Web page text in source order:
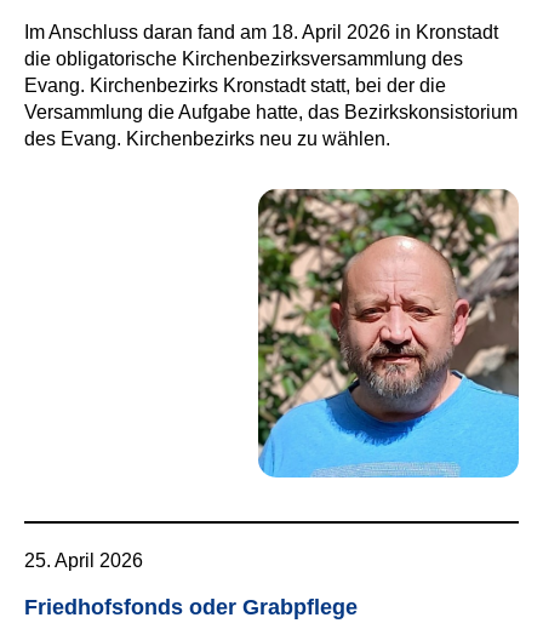
Im Anschluss daran fand am 18. April 2026 in Kronstadt
die obligatorische Kirchenbezirksversammlung des
Evang. Kirchenbezirks Kronstadt statt, bei der die
Versammlung die Aufgabe hatte, das Bezirkskonsistorium
des Evang. Kirchenbezirks neu zu wählen.
25. April 2026
Friedhofsfonds oder Grabpflege